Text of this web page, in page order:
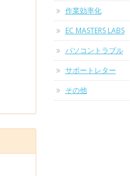
作業効率化
EC MASTERS LABS
パソコントラブル
サポートレター
その他